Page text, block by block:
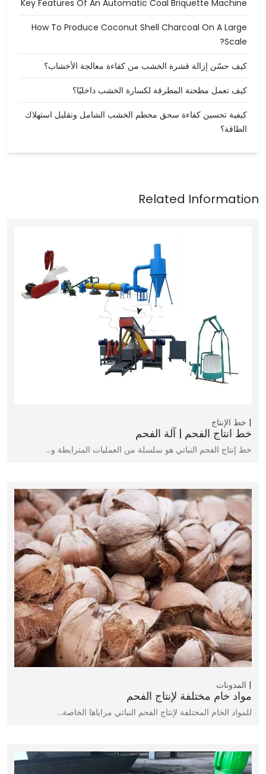
Key Features Of An Automatic Coal Briquette Machine
How To Produce Coconut Shell Charcoal On A Large
Scale?
كيف حسّن إزالة قشرة الخشب من كفاءة معالجة الأخشاب؟
كيف تعمل مطحنة المطرقة لكسارة الخشب داخليًا؟
كيفية تحسين كفاءة سحق محطم الخشب الشامل وتقليل استهلاك
الطاقة؟
خط الإنتاج
خط انتاج الفحم | آلة الفحم
خط إنتاج الفحم النباتي هو سلسلة من العمليات المترابطة و…
المدونات
مواد خام مختلفة لإنتاج الفحم
للمواد الخام المختلفة لإنتاج الفحم النباتي مزاياها الخاصة…